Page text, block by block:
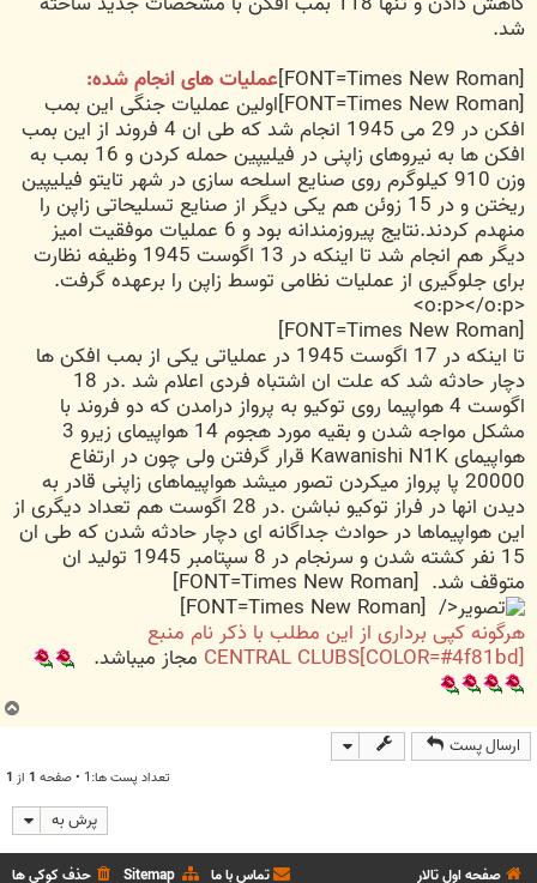
شد.
[FONT=Times New Roman]
عملیات های انجام شده:
[FONT=Times New Roman]اولین عملیات جنگی این بمب
افکن در 29 می 1945 انجام شد که طی ان 4 فروند از این بمب
افکن ها به نیروهای زاپنی در فیلیپین حمله کردن و 16 بمب به
وزن 910 کیلوگرم روی صنایع اسلحه سازی در شهر تایتو فیلیپین
ریختن و در 15 زوئن هم یکی دیگر از صنایع تسلیحاتی زاپن را
منهدم کردند.نتایج پیروزمندانه بود و 6 عملیات موفقیت امیز
دیگر هم انجام شد تا اینکه در 13 اگوست 1945 وظیفه نظارت
برای جلوگیری از عملیات نظامی توسط زاپن را برعهده گرفت.
<o:p></o:p>
[FONT=Times New Roman]
تا اینکه در 17 اگوست 1945 در عملیاتی یکی از بمب افکن ها
دچار حادثه شد که علت ان اشتباه فردی اعلام شد .در 18
اگوست 4 هواپیما روی توکیو به پرواز درامدن که دو فروند با
مشکل مواجه شدن و بقیه مورد هجوم 14 هواپیمای زیرو 3
هواپیمای Kawanishi N1K قرار گرفتن ولی چون در ارتفاع
20000 پا پرواز میکردن تصور میشد هواپیماهای زاپنی قادر به
دیدن انها در فراز توکیو نباشن .در 28 اگوست هم تعداد دیگری از
این هواپیماها در حوادث جداگانه ای دچار حادثه شدن که طی ان
15 نفر کشته شدن و سرنجام در 8 سپتامبر 1945 تولید ان
متوقف شد. [FONT=Times New Roman]
</
[FONT=Times New Roman]
هرگونه کپی برداری از این مطلب با ذکر نام منبع
[COLOR=#4f81bd]CENTRAL CLUBS مجاز میباشد.
ارسال پست
تعداد پست ها:1 • صفحه 1 از 1
پرش به
صفحه اول تالار حذف کوکی ها Sitemap تماس با ما